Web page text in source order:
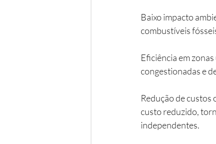
Baixo impacto
combustíveis
Eficiência em
congestionadas e
Redução de custos
custo reduzido,
independentes.